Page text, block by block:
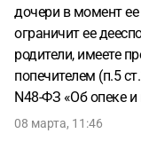
дочери в момент ее
ограничит ее
родители, имеете
попечителем (п.5
N48-ФЗ «Об опеке и
08 марта, 11:46